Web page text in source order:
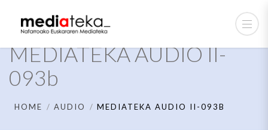
MEDIATEKA AUDIO II-
093b
HOME AUDIO MEDIATEKA AUDIO II-093B